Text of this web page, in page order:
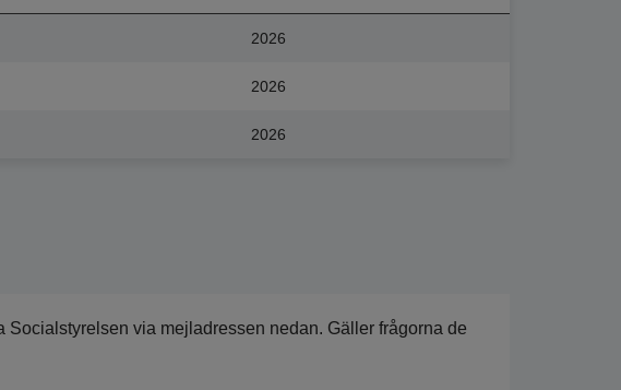
2026
2026
2026
via mejladressen nedan. Gäller frågorna de